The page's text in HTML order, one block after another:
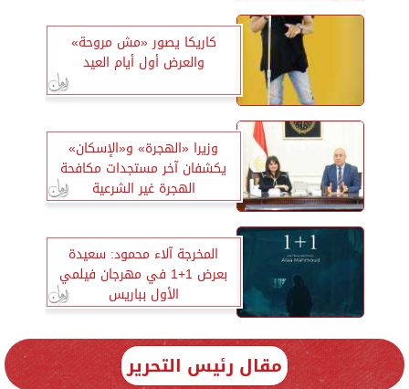
كاريكا يصور «مش مروحة»
والعرض أول أيام العيد
وزيرا «الهجرة» و«الإسكان»
يكشفان آخر مستجدات مكافحة
الهجرة غير الشرعية
المخرجة آلاء محمود: سعيدة
بعرض 1+1 في مهرجان فيلمي
الأول بباريس
مقال رئيس التحرير